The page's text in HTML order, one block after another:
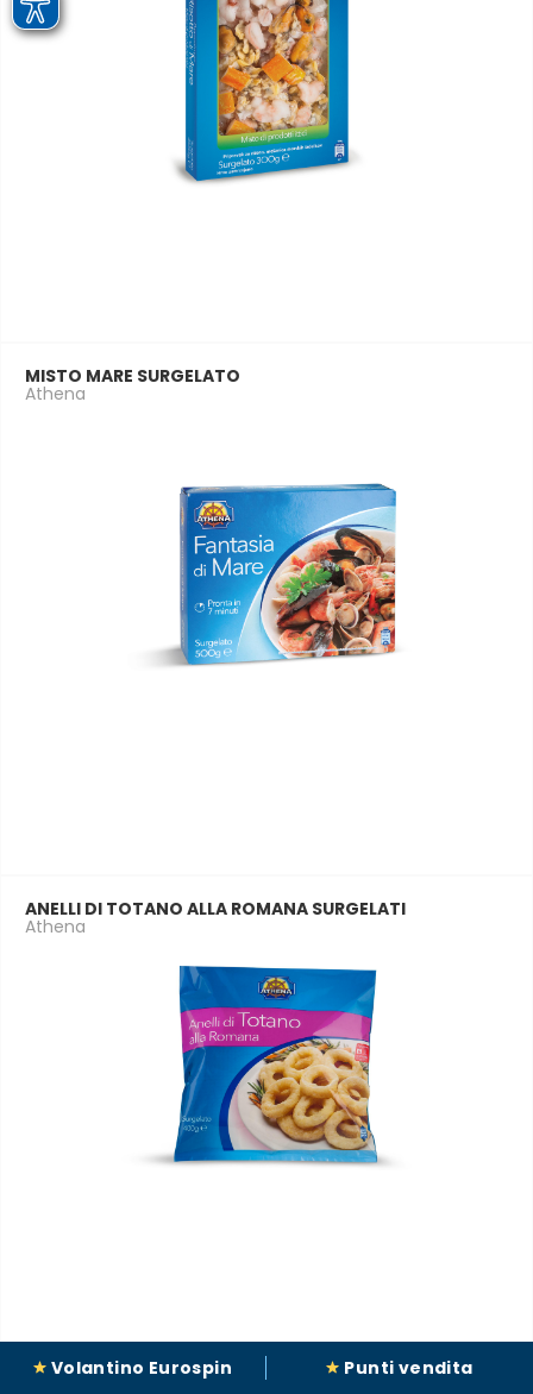
MISTO MARE SURGELATO
Athena
ANELLI DI TOTANO ALLA ROMANA SURGELATI
Athena
Volantino Eurospin Punti vendita